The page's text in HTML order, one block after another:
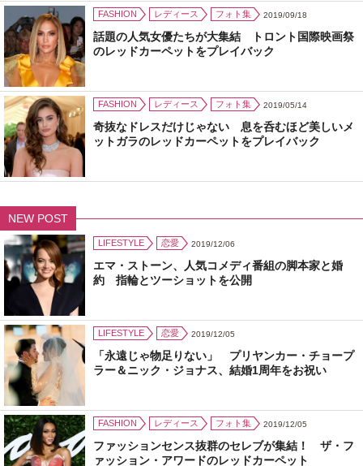
FASHION レディース フォト集 2019/09/18
話題の人気女優たちが大集結 トロント国際映画祭
のレッドカーペットをプレイバック
FASHION レディース フォト集 2019/05/14
奇抜なドレスだけじゃない 息を呑むほど美しいメ
ットガラのレッドカーペットをプレイバック
NEW POST
LIFESTYLE 恋愛 2019/12/06
エマ・ストーン、人気コメディ番組の脚本家と婚
約 指輪とツーショットを公開
LIFESTYLE 恋愛 2019/12/05
「永遠じゃ物足りない」 プリヤンカー・チョープ
ラー＆ニック・ジョナス、結婚1周年をお祝い
FASHION レディース フォト集 2019/12/05
ファッションセンス抜群のセレブが集結！ ザ・フ
ァッション・アワードのレッドカーペット